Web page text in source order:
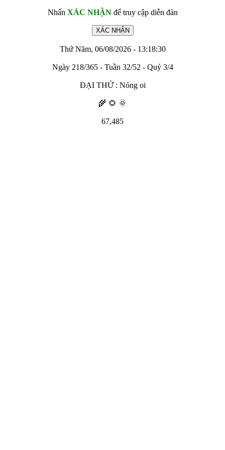
Nhấn XÁC NHẬNđể truy cập diễn đàn
Thứ Năm, 06/08/2026 - 13:18:30
Ngày 218/365 - Tuần 32/52 - Quý 3/4
ĐẠI THỬ : Nóng oi
🌾 🌻 🌞
67,485